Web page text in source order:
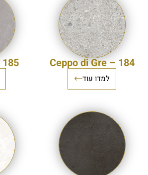
184 – Ceppo di Gre
למדו עוד
185 – Dune Gray